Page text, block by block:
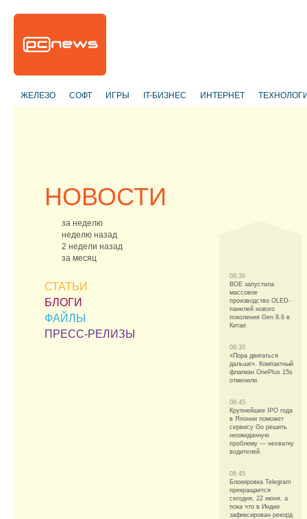
ЖЕЛЕЗО СОФТ ИГРЫ IT-БИЗНЕС ИНТЕРНЕТ
НОВОСТИ
за неделю
неделю назад
2 недели назад
за месяц
СТАТЬИ
БЛОГИ
ФАЙЛЫ
ПРЕСС-РЕЛИЗЫ
08:30
BOE запустила
массовое
производство OLED-
панелей нового
поколения Gen 8.6 в
Китае
08:30
«Пора двигаться
дальше». Компактный
флагман OnePlus 15s
отменили
08:45
Крупнейшее IPO года
в Японии поможет
сервису Go решить
неожиданную
проблему — нехватку
водителей
08:45
Блокировка Telegram
прекращается
сегодня, 22 июня, а
пока что в Индии
зафиксирован рекорд